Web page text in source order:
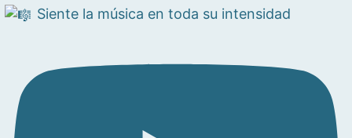
Siente la música en toda su intensidad